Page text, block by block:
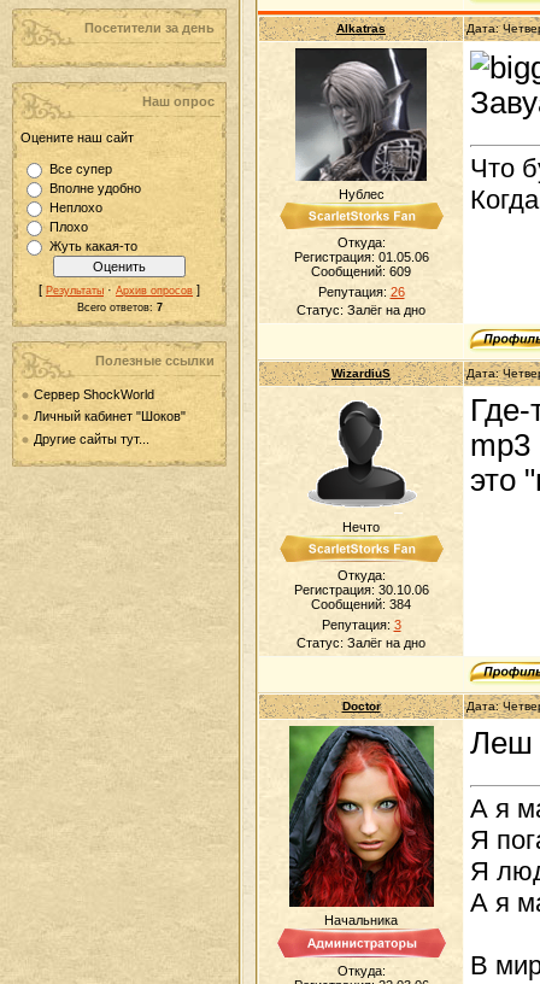
Посетители за день
Наш опрос
Оцените наш сайт
Все супер
Вполне удобно
Неплохо
Плохо
Жуть какая-то
[ Результаты · Архив опросов ]
Всего ответов: 7
Полезные ссылки
Сервер ShockWorld
Личный кабинет "Шоков"
Другие сайты тут...
Alkatras Дата:
Нублес
Откуда:
Регистрация: 01.05.06
Сообщений: 609
Репутация: 26
Статус: Залёг на дно
Что
WizardiuS Дата:
Нечто
Откуда:
Регистрация: 30.10.06
Сообщений: 384
Репутация: 3
Статус: Залёг на дно
mp3
это
Doctor Дата:
Начальника
Откуда:
Леш
А я
Я
Я
А я
В